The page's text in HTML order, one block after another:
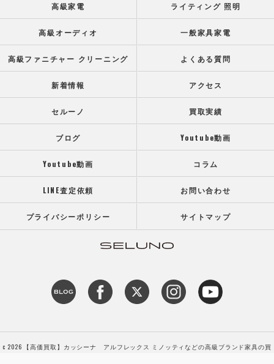
高級家電 ライティング 照明
高級オーディオ 一般家具家電
高級ファニチャー クリーニング よくある質問
新着情報 アクセス
セルーノ 買取実績
ブログ Youtube動画
Youtube動画 コラム
LINE査定依頼 お問い合わせ
プライバシーポリシー サイトマップ
c 2026 【高価買取】カッシーナ アルフレックス ミノッティなどの高級ブランド家具の買